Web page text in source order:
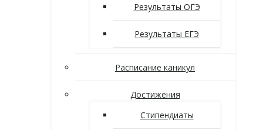
Результаты ОГЭ
Результаты ЕГЭ
Расписание каникул
Достижения
Стипендиаты